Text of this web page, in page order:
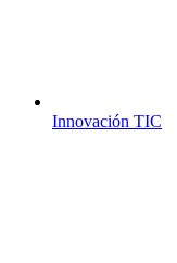
Innovación TIC